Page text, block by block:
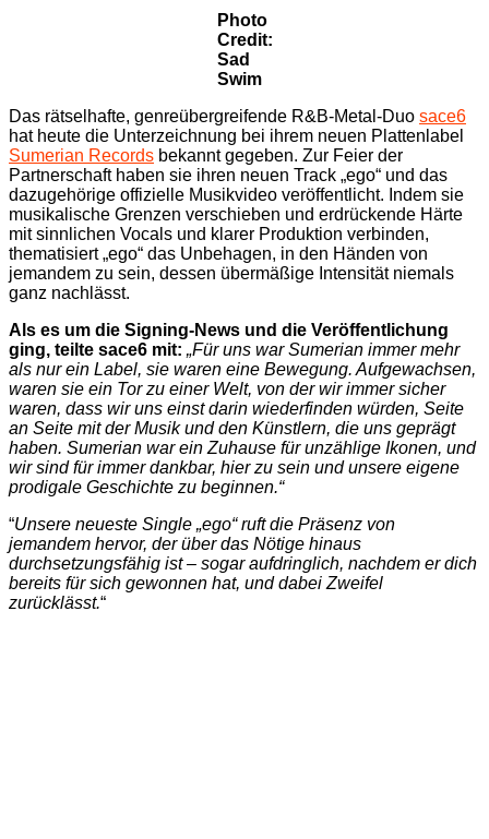
Photo
Credit:
Sad
Swim
Das rätselhafte, genreübergreifende R&B-Metal-Duo sace6
hat heute die Unterzeichnung bei ihrem neuen Plattenlabel
Sumerian Records bekannt gegeben. Zur Feier der
Partnerschaft haben sie ihren neuen Track „ego“ und das
dazugehörige offizielle Musikvideo veröffentlicht. Indem sie
musikalische Grenzen verschieben und erdrückende Härte
mit sinnlichen Vocals und klarer Produktion verbinden,
thematisiert „ego“ das Unbehagen, in den Händen von
jemandem zu sein, dessen übermäßige Intensität niemals
ganz nachlässt.
Als es um die Signing-News und die Veröffentlichung
ging, teilte sace6 mit: „Für uns war Sumerian immer mehr
als nur ein Label, sie waren eine Bewegung. Aufgewachsen,
waren sie ein Tor zu einer Welt, von der wir immer sicher
waren, dass wir uns einst darin wiederfinden würden, Seite
an Seite mit der Musik und den Künstlern, die uns geprägt
haben. Sumerian war ein Zuhause für unzählige Ikonen, und
wir sind für immer dankbar, hier zu sein und unsere eigene
prodigale Geschichte zu beginnen.“
“Unsere neueste Single „ego“ ruft die Präsenz von
jemandem hervor, der über das Nötige hinaus
durchsetzungsfähig ist – sogar aufdringlich, nachdem er dich
bereits für sich gewonnen hat, und dabei Zweifel
zurücklässt.“